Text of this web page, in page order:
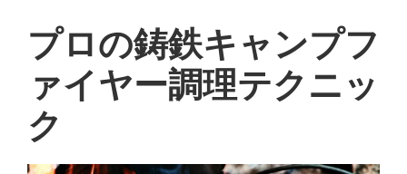
プロの鋳鉄キャンプフ
ァイヤー調理テクニッ
ク